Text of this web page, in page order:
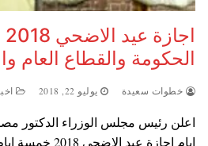
الحكومة والقطاع
خطوات سعيدة يوليو 22, 2018
اعلن رئيس مجلس الوزراء الدكتور